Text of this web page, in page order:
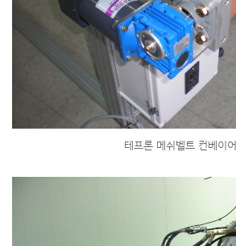
테프론 메쉬벨트 컨베이어